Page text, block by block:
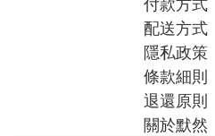
配送方式
隱私政策
條款細則
退還原則
關於默然